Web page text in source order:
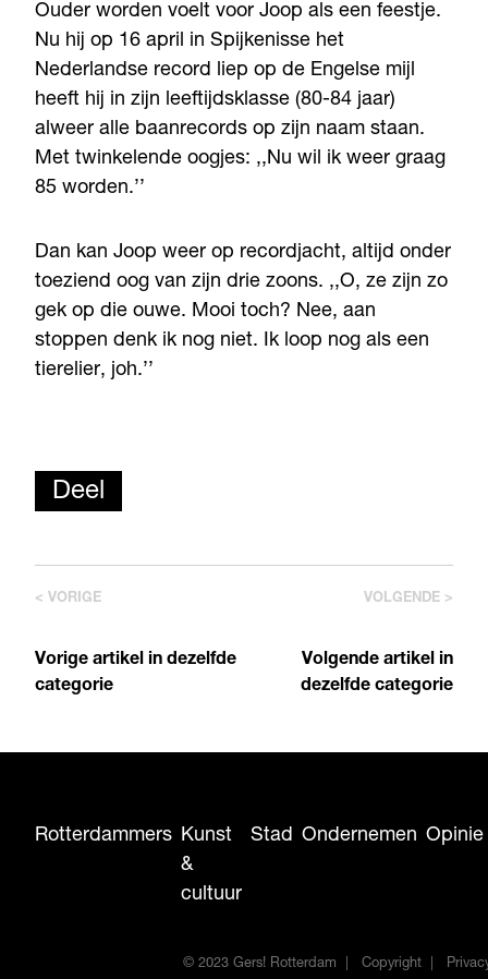
Ouder worden voelt voor Joop als een feestje.
Nu hij op 16 april in Spijkenisse het
Nederlandse record liep op de Engelse mijl
heeft hij in zijn leeftijdsklasse (80-84 jaar)
alweer alle baanrecords op zijn naam staan.
Met twinkelende oogjes: ,,Nu wil ik weer graag
85 worden.’’
Dan kan Joop weer op recordjacht, altijd onder
toeziend oog van zijn drie zoons. ,,O, ze zijn zo
gek op die ouwe. Mooi toch? Nee, aan
stoppen denk ik nog niet. Ik loop nog als een
tierelier, joh.’’
Deel
< VORIGE
Vorige artikel in dezelfde
categorie
VOLGENDE >
Volgende artikel in
dezelfde categorie
Rotterdammers Kunst
&
cultuur
Stad Ondernemen Opinie
© 2023 Gers! Rotterdam Copyright